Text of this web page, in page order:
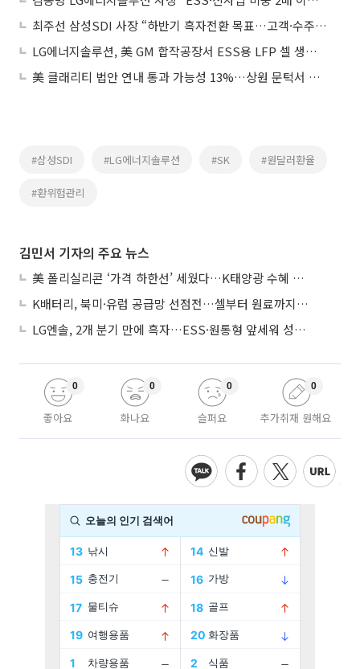
최주선 삼성SDI 사장 “하반기 흑자전환 목표…고객·수주 다양화”
LG에너지솔루션, 美 GM 합작공장서 ESS용 LFP 셀 생산 시작
美 클래리티 법안 연내 통과 가능성 13%…상원 문턱서 제동
#삼성SDI #LG에너지솔루션 #SK #원달러환율
#환위험관리
김민서 기자의 주요 뉴스
美 폴리실리콘 ‘가격 하한선’ 세웠다…K태양광 수혜 기대
K배터리, 북미·유럽 공급망 선점전…셀부터 원료까지 현지화
LG엔솔, 2개 분기 만에 흑자…ESS·원통형 앞세워 성장 가속
좋아요
0
화나요
0
슬퍼요
0
추가취재 원해요
0